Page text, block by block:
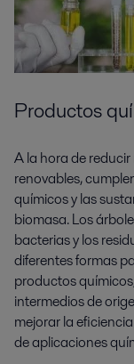
Productos
A la hora de
renovables,
químicos y las
biomasa. Los
bacterias y los
diferentes formas
productos
intermedios de
mejorar la
de aplicaciones